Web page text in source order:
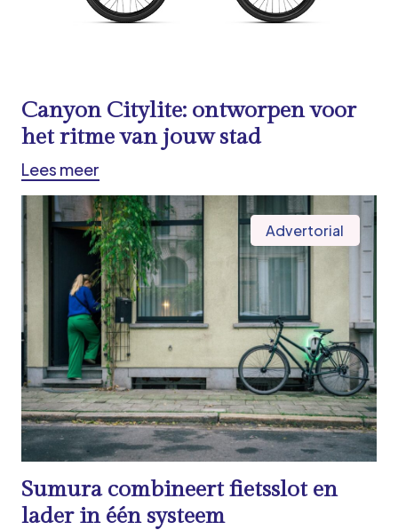
Canyon Citylite: ontworpen voor
het ritme van jouw stad
Lees meer
Advertorial
Sumura combineert fietsslot en
lader in één systeem